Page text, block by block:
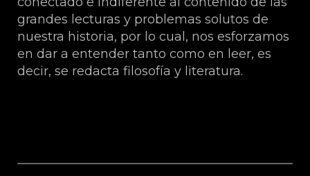
grandes lecturas y problemas solutos de
nuestra historia, por lo cual, nos esforzamos
en dar a entender tanto como en leer, es
decir, se redacta filosofía y literatura.